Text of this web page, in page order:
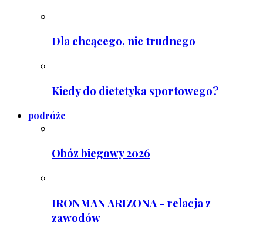
Dla chcącego, nic trudnego
Kiedy do dietetyka sportowego?
podróże
Obóz biegowy 2026
IRONMAN ARIZONA - relacja z
zawodów